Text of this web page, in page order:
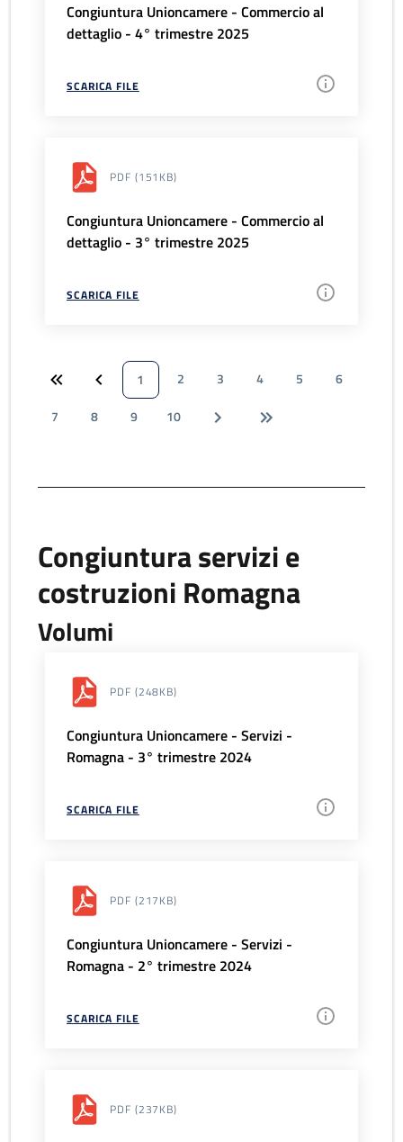
Congiuntura Unioncamere - Commercio al
dettaglio - 4° trimestre 2025
SCARICA FILE
PDF (151KB)
Congiuntura Unioncamere - Commercio al
dettaglio - 3° trimestre 2025
SCARICA FILE
1 2 3 4 5
6
7
8 9 10
Congiuntura servizi e
costruzioni Romagna
Volumi
PDF (248KB)
Congiuntura Unioncamere - Servizi -
Romagna - 3° trimestre 2024
SCARICA FILE
PDF (217KB)
Congiuntura Unioncamere - Servizi -
Romagna - 2° trimestre 2024
SCARICA FILE
PDF (237KB)